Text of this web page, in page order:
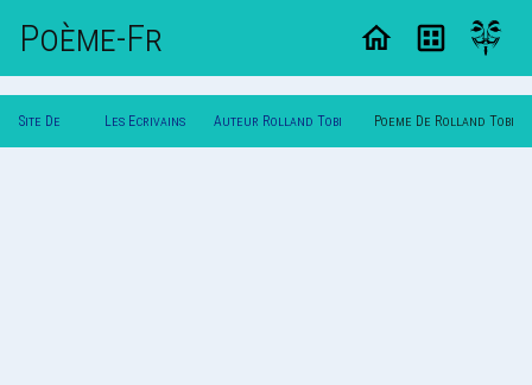
Poème-Fr
Site De Les Ecrivains Auteur Rolland Tobi Poeme De Rolland Tobi